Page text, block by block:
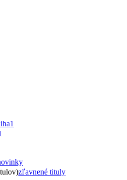
1
zľavnené tituly